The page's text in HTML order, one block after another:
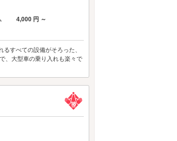
4,000 円 ～
すべての設備がそろった、
、大型車の乗り入れも楽々で